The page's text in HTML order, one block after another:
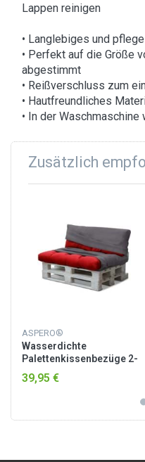
Lappen reinigen
• Langlebiges und
• Perfekt auf die Größe
abgestimmt
• Reißverschluss zum
• Hautfreundliches
• In der Waschmaschine
Zusätzlich
ASPERO®
Wasserdichte
Palettenkissenbezüge 2-
teilig „Marsala“ Anthrazit
39,95 €